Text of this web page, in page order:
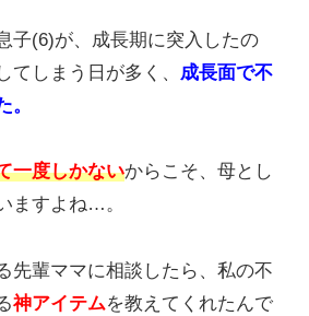
子(6)が、成長期に突入したの
てしまう日が多く、 成長面で不
。
一度しかないからこそ、母とし
ますよね…。
先輩ママに相談したら、私の不
神アイテムを教えてくれたんで